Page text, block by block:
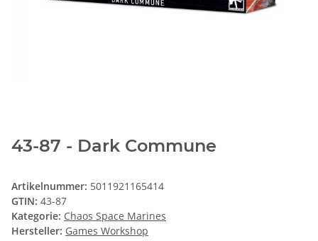
43-87 - Dark Commune
Artikelnummer: 5011921165414
GTIN: 43-87
Kategorie: Chaos Space Marines
Hersteller: Games Workshop